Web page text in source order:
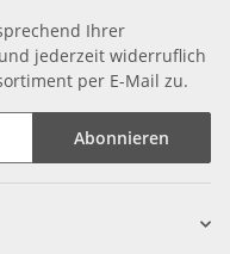
Ihrer
jederzeit widerruflich
per E-Mail zu.
Abonnieren